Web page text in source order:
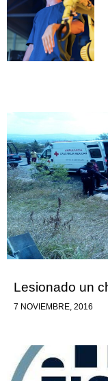
Lesionado un
7 NOVIEMBRE, 2016